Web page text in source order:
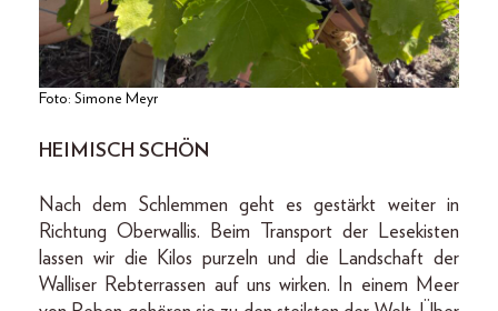
Foto: Simone Meyr
HEIMISCH SCHÖN
Nach dem Schlemmen geht es gestärkt weiter in
Richtung Oberwallis. Beim Transport der Lesekisten
lassen wir die Kilos purzeln und die Landschaft der
Walliser Rebterrassen auf uns wirken. In einem Meer